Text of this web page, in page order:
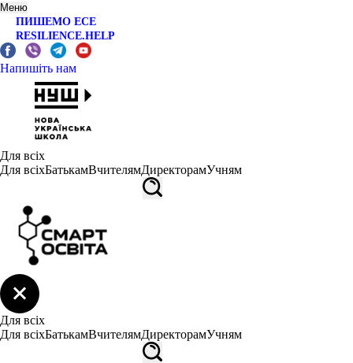
Меню
ПИШЕМО ЕСЕ
RESILIENCE.HELP
Напишіть нам
Для всіх
Для всіхБатькамВчителямДиректорамУчням
Для всіх
Для всіхБатькамВчителямДиректорамУчням